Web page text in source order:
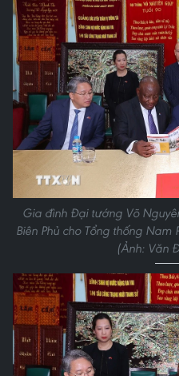
Gia đình Đại tướng Võ
Biên Phủ cho Tổng thống Nam
(Ảnh: Văn